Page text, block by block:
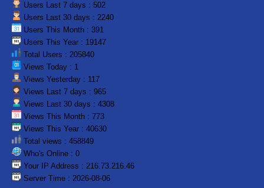
Users Last 7 days : 502
Users Last 30 days : 2240
Users This Month : 391
Users This Year : 19147
Total Users : 205840
Views Today : 1
Views Yesterday : 117
Views Last 7 days : 965
Views Last 30 days : 4308
Views This Month : 773
Views This Year : 40630
Total views : 458849
Who's Online : 0
Your IP Address : 216.73.216.46
Server Time : 2026-08-06